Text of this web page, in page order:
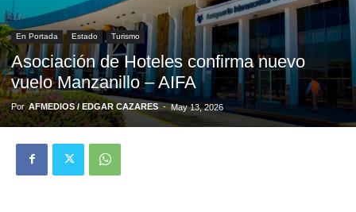
En Portada Estado Turismo
Asociación de Hoteles confirma nuevo
vuelo Manzanillo – AIFA
Por AFMEDIOS / EDGAR CAZARES - May 13, 2026